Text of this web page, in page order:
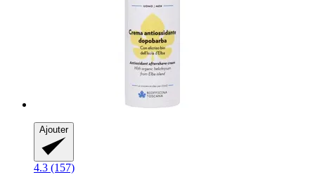
Ajouter
4.3 (157)